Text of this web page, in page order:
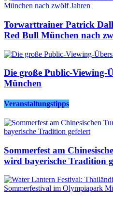
Torwarttrainer Patrick
Red Bull München nach
Die große Public-Viewing-
München
Veranstaltungstipps
Sommerfest am
wird bayerische Tradition